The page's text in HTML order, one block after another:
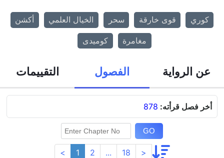
أكشن الخيال العلمي سحر قوى خارقة كوري
كوميدى مغامرة
عن الرواية الفصول التقييمات
أخر فصل قرأته: 878
GO
< 1 2 ... 18 >